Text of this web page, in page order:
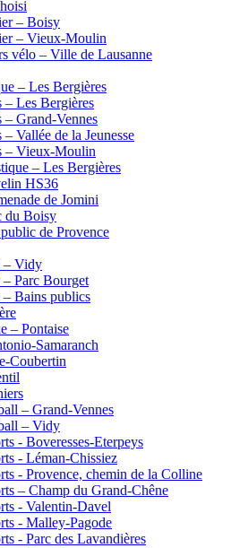
– Boisy
– Vieux-Moulin
vélo – Ville de Lausanne
– Les Bergières
– Les Bergières
– Grand-Vennes
Vallée de la Jeunesse
– Vieux-Moulin
– Les Bergières
HS36
de Jomini
du Boisy
de Provence
– Vidy
– Parc Bourget
– Bains publics
– Pontaise
Samaranch
Coubertin
– Grand-Vennes
– Vidy
- Boveresses-Eterpeys
- Léman-Chissiez
- Provence, chemin de la Colline
– Champ du Grand-Chêne
- Valentin-Davel
- Malley-Pagode
- Parc des Lavandières